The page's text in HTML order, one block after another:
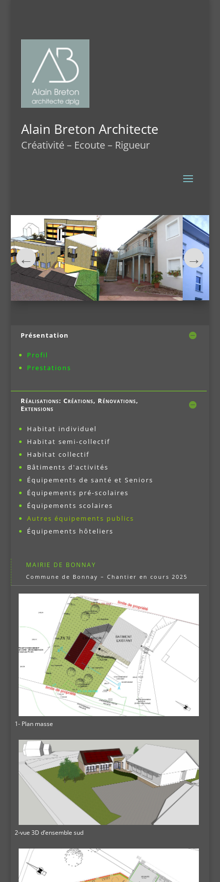
Alain Breton Architecte
Créativité – Ecoute – Rigueur
Présentation
Profil
Prestations
Réalisations: Créations, Rénovations,
Extensions
Habitat individuel
Habitat semi-collectif
Habitat collectif
Bâtiments d'activités
Équipements de santé et Seniors
Équipements pré-scolaires
Équipements scolaires
Autres équipements publics
Équipements hôteliers
MAIRIE DE BONNAY
Commune de Bonnay – Chantier en cours 2025
1- Plan masse
2-vue 3D d’ensemble sud